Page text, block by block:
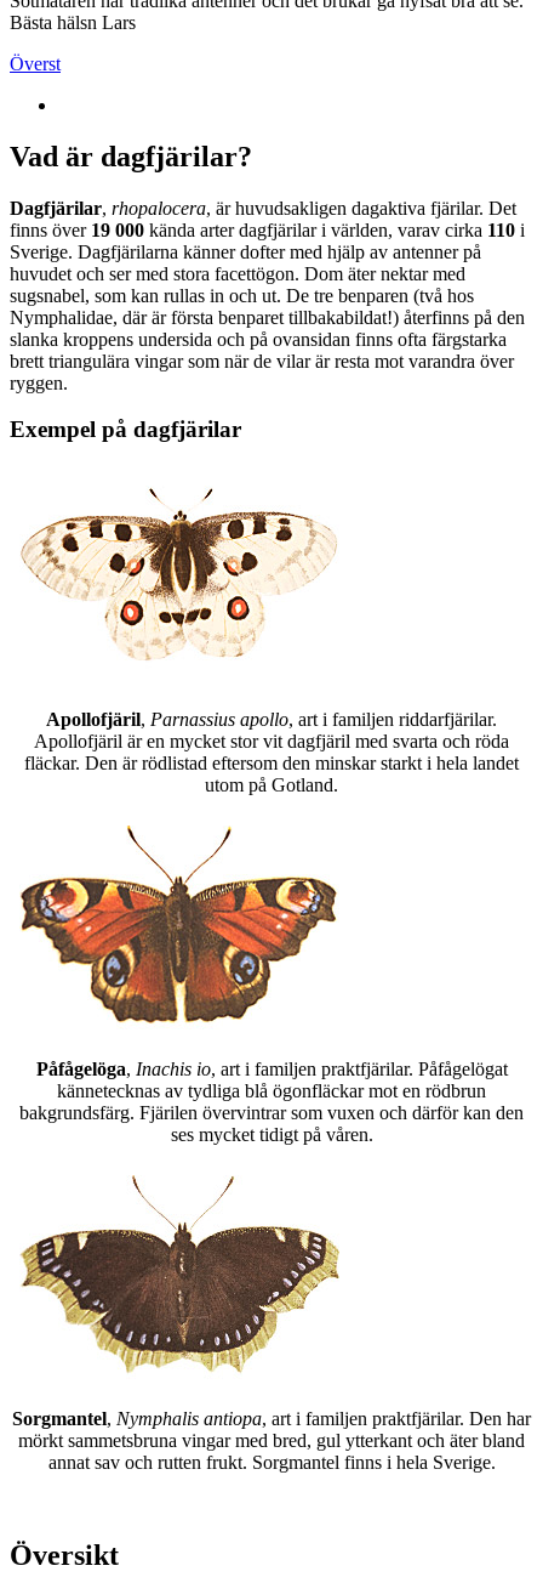
Bästa hälsn Lars
Överst
Vad är dagfjärilar?
Dagfjärilar, rhopalocera, är huvudsakligen dagaktiva fjärilar. Det
finns över 19 000 kända arter dagfjärilar i världen, varav cirka 110 i
Sverige. Dagfjärilarna känner dofter med hjälp av antenner på
huvudet och ser med stora facettögon. Dom äter nektar med
sugsnabel, som kan rullas in och ut. De tre benparen (två hos
Nymphalidae, där är första benparet tillbakabildat!) återfinns på den
slanka kroppens undersida och på ovansidan finns ofta färgstarka
brett triangulära vingar som när de vilar är resta mot varandra över
ryggen.
Exempel på dagfjärilar
Apollofjäril, Parnassius apollo, art i familjen riddarfjärilar.
Apollofjäril är en mycket stor vit dagfjäril med svarta och röda
fläckar. Den är rödlistad eftersom den minskar starkt i hela landet
utom på Gotland.
Påfågelöga, Inachis io, art i familjen praktfjärilar. Påfågelögat
kännetecknas av tydliga blå ögonfläckar mot en rödbrun
bakgrundsfärg. Fjärilen övervintrar som vuxen och därför kan den
ses mycket tidigt på våren.
Sorgmantel, Nymphalis antiopa, art i familjen praktfjärilar. Den har
mörkt sammetsbruna vingar med bred, gul ytterkant och äter bland
annat sav och rutten frukt. Sorgmantel finns i hela Sverige.
Översikt